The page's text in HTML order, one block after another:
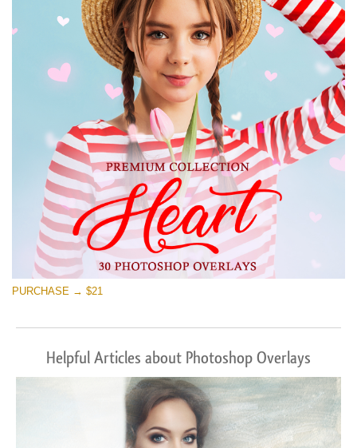
PURCHASE → $21
Helpful Articles about Photoshop Overlays